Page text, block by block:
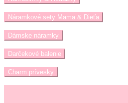
Náramkové sety Mama & Dieťa
Dámske náramky
Darčekové balenie
Charm prívesky